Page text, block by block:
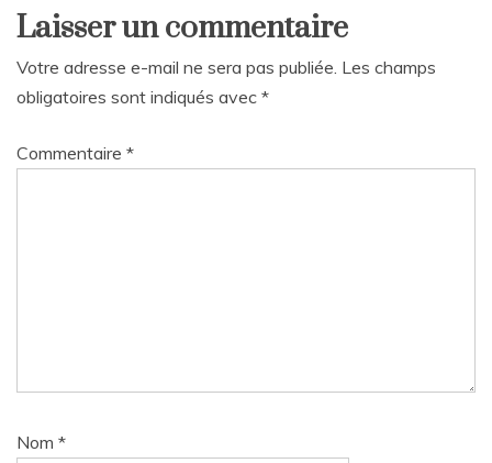
Laisser un commentaire
Votre adresse e-mail ne sera pas publiée. Les champs
obligatoires sont indiqués avec *
Commentaire *
Nom *